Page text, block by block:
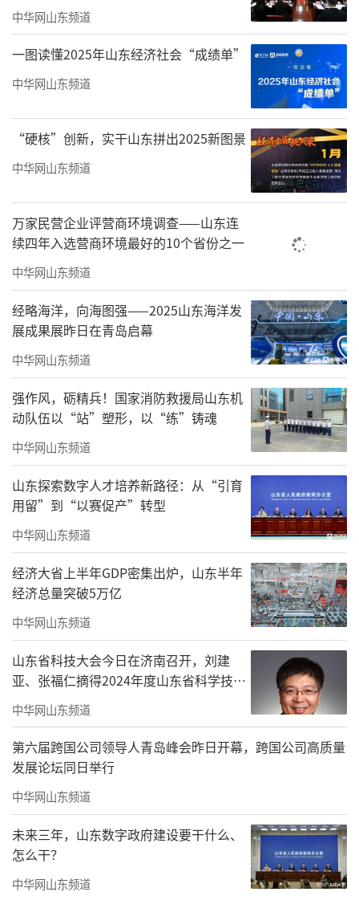
重要探索，医院将以此次转会诊揭牌签约为契
机，不断深化与淄博张店区人民医院的交流合
作，厚植合作优势，创新工作方式，搭建从基
层医院到省级医院的闭环服务模式，为患者提
供更加优质、高效、便捷的医疗服务，为张店
区百姓健康做出贡献。
许翠萍与刘正道共同为分级诊疗转会诊中心揭牌
座谈交流环节，山一大一附院帮扶医师代
表汇报了工作进展并提出科室发展建议，表示
将继续扎实开展帮扶工作，做好两院交流的桥
梁纽带，圆满完成下乡工作。罗伟对下乡队员
给予高度赞扬，期待队员继续给予支持，不断
深化两院合作友谊；许翠萍感谢区人民医院对
队员的关心支持，希望队员持续做好技术帮扶
与交流，巩固两院友谊。
下一步，山一大一附院将不断整合线上线
中华网山东频道
一图读懂2025年山东经济社会“成绩单”
中华网山东频道
“硬核”创新，实干山东拼出2025新图景
中华网山东频道
万家民营企业评营商环境调查——山东连
续四年入选营商环境最好的10个省份之一
中华网山东频道
经略海洋，向海图强——2025山东海洋发
展成果展昨日在青岛启幕
中华网山东频道
强作风，砺精兵！国家消防救援局山东机
动队伍以“站”塑形，以“练”铸魂
中华网山东频道
山东探索数字人才培养新路径：从“引育
用留”到“以赛促产”转型
中华网山东频道
经济大省上半年GDP密集出炉，山东半年
经济总量突破5万亿
中华网山东频道
山东省科技大会今日在济南召开，刘建
亚、张福仁摘得2024年度山东省科学技术
奖最高奖！
中华网山东频道
第六届跨国公司领导人青岛峰会昨日开幕，跨国公司高质量
发展论坛同日举行
中华网山东频道
未来三年，山东数字政府建设要干什么、
怎么干？
中华网山东频道